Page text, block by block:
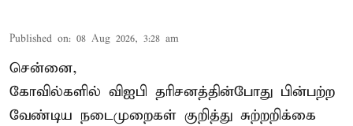
Published on: 08 Aug 2026, 3:28 am
சென்னை,
கோவில்களில் விஐபி தரிசனத்தின்போது பின்பற்ற
வேண்டிய நடைமுறைகள் குறித்து சுற்றறிக்கை